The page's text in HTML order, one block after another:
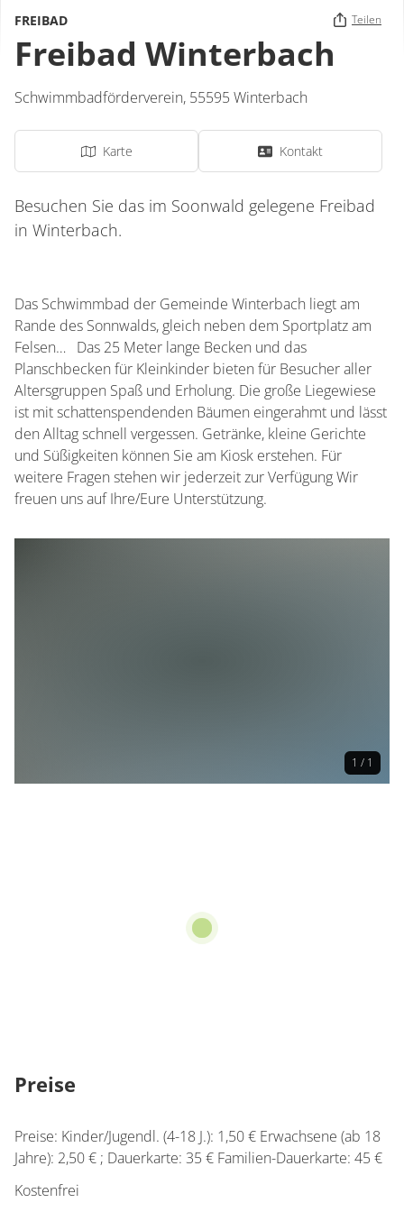
FREIBAD Teilen
Freibad Winterbach
Schwimmbadförderverein, 55595 Winterbach
Karte Kontakt
Besuchen Sie das im Soonwald gelegene Freibad
in Winterbach.
Das Schwimmbad der Gemeinde Winterbach liegt am
Rande des Sonnwalds, gleich neben dem Sportplatz am
Felsen… Das 25 Meter lange Becken und das
Planschbecken für Kleinkinder bieten für Besucher aller
Altersgruppen Spaß und Erholung. Die große Liegewiese
ist mit schattenspendenden Bäumen eingerahmt und lässt
den Alltag schnell vergessen. Getränke, kleine Gerichte
und Süßigkeiten können Sie am Kiosk erstehen. Für
weitere Fragen stehen wir jederzeit zur Verfügung Wir
freuen uns auf Ihre/Eure Unterstützung.
1 / 1
Preise
Preise: Kinder/Jugendl. (4-18 J.): 1,50 € Erwachsene (ab 18
Jahre): 2,50 € ; Dauerkarte: 35 € Familien-Dauerkarte: 45 €
Kostenfrei